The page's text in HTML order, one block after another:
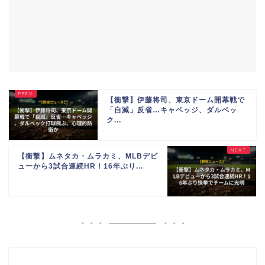
【衝撃】伊藤将司、東京ドーム開幕戦で
「自滅」反省…キャベッジ、ダルベッ
ク...
【衝撃】ムネタカ・ムラカミ、MLBデビ
ューから3試合連続HR！16年ぶり...